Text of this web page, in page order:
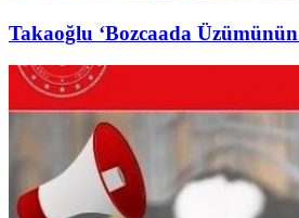
Takaoğlu ‘Bozcaada